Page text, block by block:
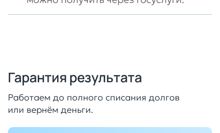
Гарантия результата
Работаем до полного списания долгов
или вернём деньги.